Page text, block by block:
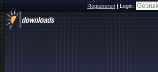
Registreren|Login: